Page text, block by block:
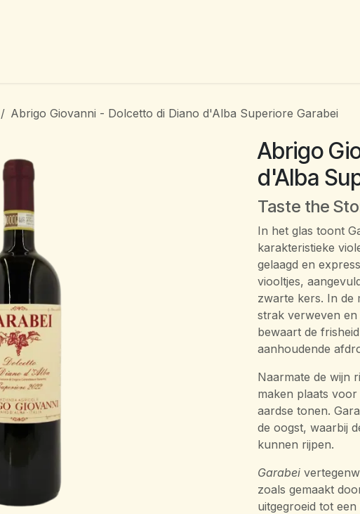
Abrigo Giovanni - Dolcetto di Diano d'Alba Superiore Garabei
Abrigo
d'Alba
Taste the
In het glas toont
karakteristieke
gelaagd en
viooltjes,
zwarte kers. In de
strak verweven en
bewaart de
aanhoudende
Naarmate de wijn
maken plaats
aardse tonen.
de oogst, waarbij
kunnen rijpen.
Garabei
zoals gemaakt
uitgegroeid tot